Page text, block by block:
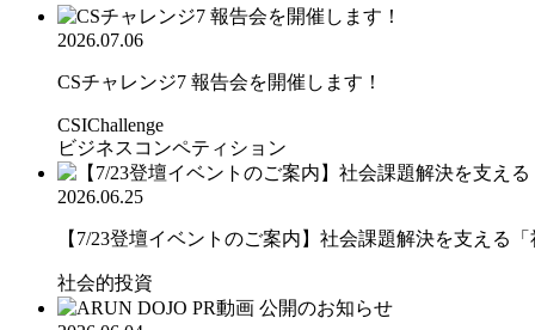
2026.07.06
CSチャレンジ7 報告会を開催します！
CSIChallenge
ビジネスコンペティション
2026.06.25
【7/23登壇イベントのご案内】社会課題解決を支える「
社会的投資